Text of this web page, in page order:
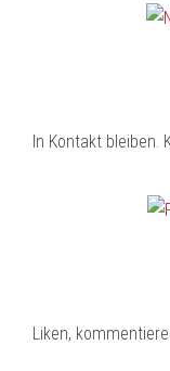
In Kontakt bleiben.
Liken,